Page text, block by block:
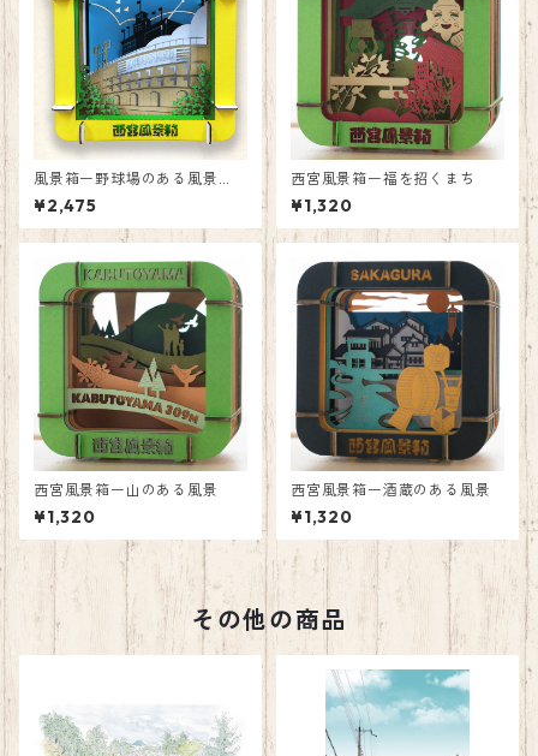
風景箱ー野球場のある風景
（大）
¥2,475
西宮風景箱ー福を招くまち
¥1,320
西宮風景箱ー山のある風景
¥1,320
西宮風景箱ー酒蔵のある風景
¥1,320
その他の商品